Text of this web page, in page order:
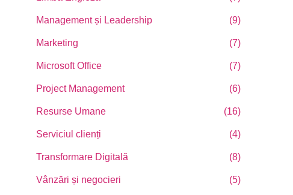
Management și Leadership (9)
Marketing (7)
Microsoft Office (7)
Project Management (6)
Resurse Umane (16)
Serviciul clienți (4)
Transformare Digitală (8)
Vânzări și negocieri (5)